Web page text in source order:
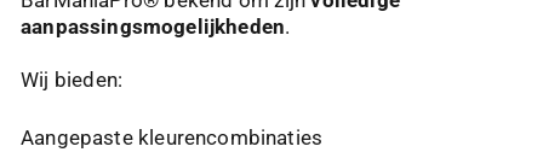
aanpassingsmogelijkheden.
Wij bieden:
Aangepaste kleurencombinaties